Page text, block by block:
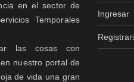
en el sector de
Temporales
las cosas con
nuestro portal de
de vida una gran
Ingresar